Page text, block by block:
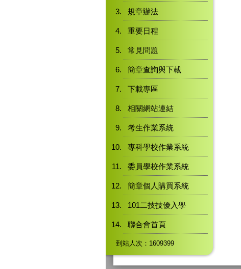
規章辦法
重要日程
常見問題
簡章查詢與下載
下載專區
相關網站連結
考生作業系統
專科學校作業系統
委員學校作業系統
簡章個人購買系統
101二技技優入學
聯合會首頁
到站人次：1609399